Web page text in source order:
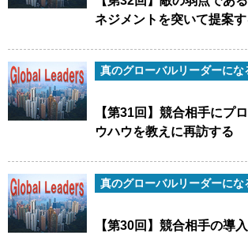
ネジメントを突いて提案す
真のグローバルリーダーにな
【第31回】競合相手にプ
ウハウを教えに再訪する
真のグローバルリーダーにな
【第30回】競合相手の導